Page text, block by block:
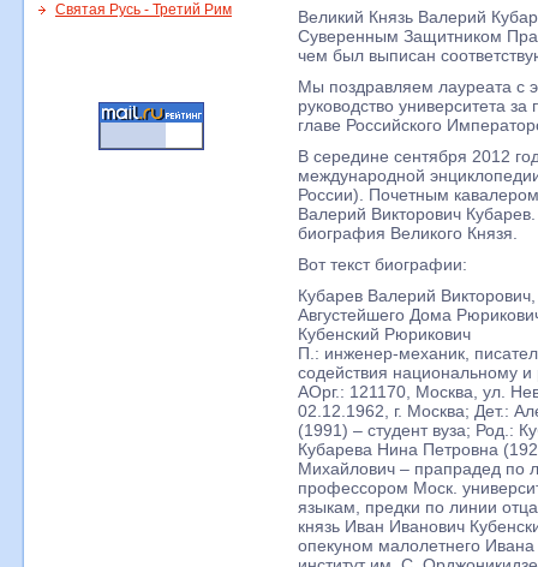
Святая Русь - Третий Рим
Великий Князь Валерий
Суверенным Защитником
чем был выписан
Мы поздравляем лауреата с
руководство университета
главе Российского
В середине сентября 2012
международной
России). Почетным
Валерий Викторович
биография Великого Князя.
Вот текст биографии:
Кубарев Валерий
Августейшего Дома
Кубенский Рюрикович
П.: инженер-механик,
содействия национальному
АОрг.: 121170, Москва, ул.
02.12.1962, г. Москва; Дет.:
(1991) – студент вуза; Род.:
Кубарева Нина Петровна
Михайлович – прапрадед по
профессором Моск.
языкам, предки по линии
князь Иван Иванович
опекуном малолетнего